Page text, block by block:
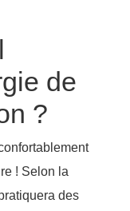
de
?
! Selon la
des